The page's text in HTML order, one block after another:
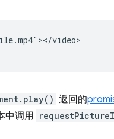
video>
返回的
中调用